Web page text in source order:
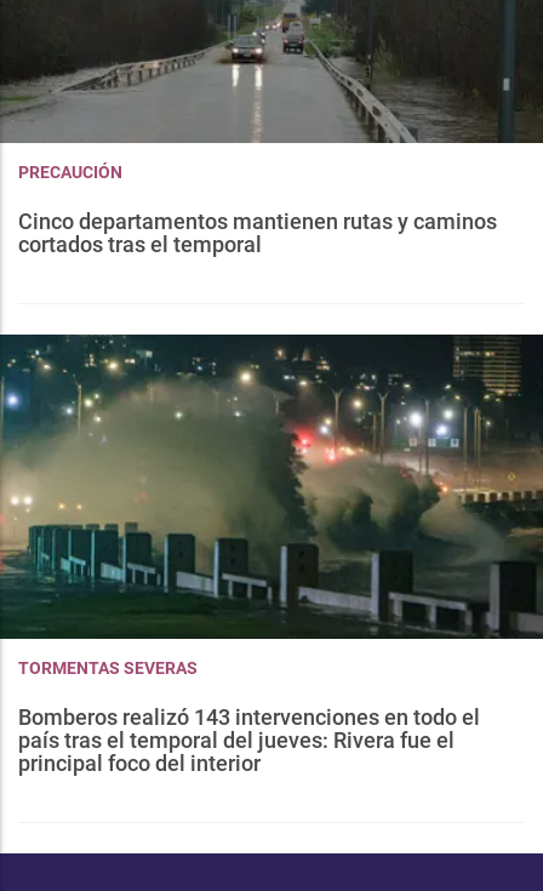
PRECAUCIÓN
Cinco departamentos mantienen rutas y caminos
cortados tras el temporal
TORMENTAS SEVERAS
Bomberos realizó 143 intervenciones en todo el
país tras el temporal del jueves: Rivera fue el
principal foco del interior